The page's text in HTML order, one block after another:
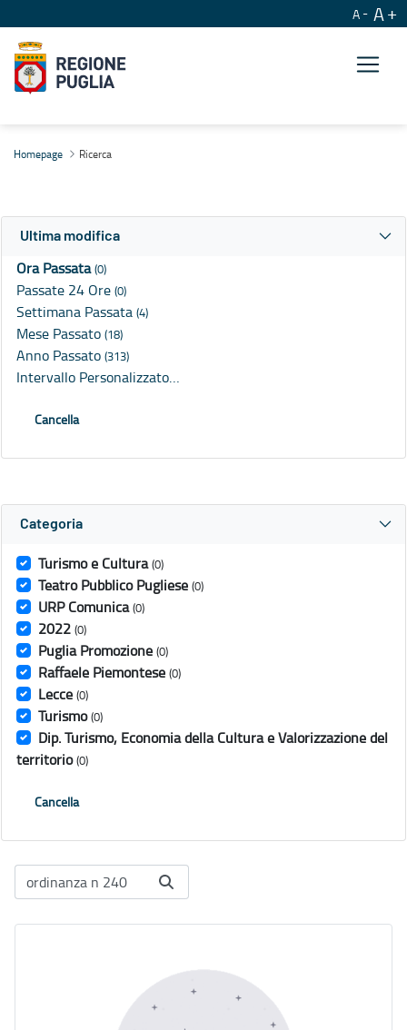
A A
Homepage Ricerca
Ultima modifica
Ora Passata(0)
Passate 24 Ore (0)
Settimana Passata (4)
Mese Passato (18)
Anno Passato (313)
Intervallo Personalizzato…
Cancella
Categoria
Turismo e Cultura (0)
Teatro Pubblico Pugliese (0)
URP Comunica (0)
2022 (0)
Puglia Promozione (0)
Raffaele Piemontese (0)
Lecce (0)
Turismo (0)
Dip. Turismo, Economia della Cultura e Valorizzazione del
territorio (0)
Cancella